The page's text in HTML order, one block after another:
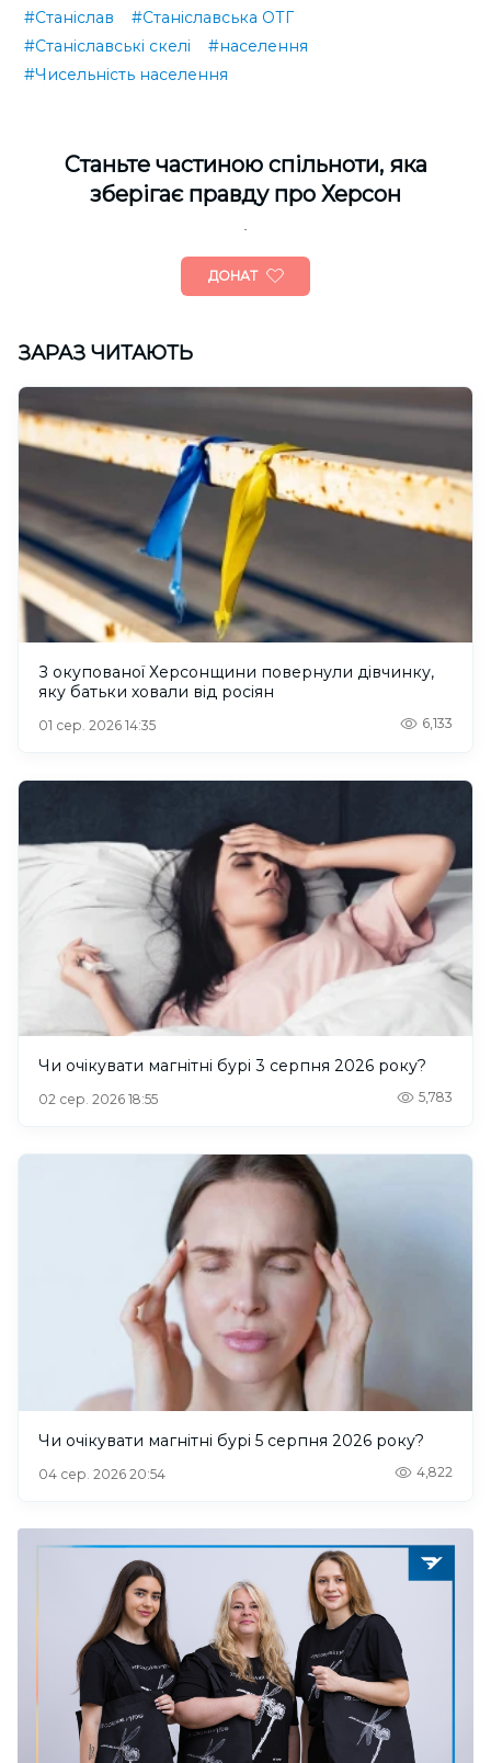
#Станіслав
#Станіславська ОТГ
#Станіславські скелі
#населення
#Чисельність населення
Cтаньте частиною спільноти, яка
зберігає правду про Херсон
ДОНАТ
ЗАРАЗ ЧИТАЮТЬ
З окупованої Херсонщини повернули дівчинку,
яку батьки ховали від росіян
01 сер. 2026 14:35 6,133
Чи очікувати магнітні бурі 3 серпня 2026 року?
02 сер. 2026 18:55 5,783
Чи очікувати магнітні бурі 5 серпня 2026 року?
04 сер. 2026 20:54 4,822